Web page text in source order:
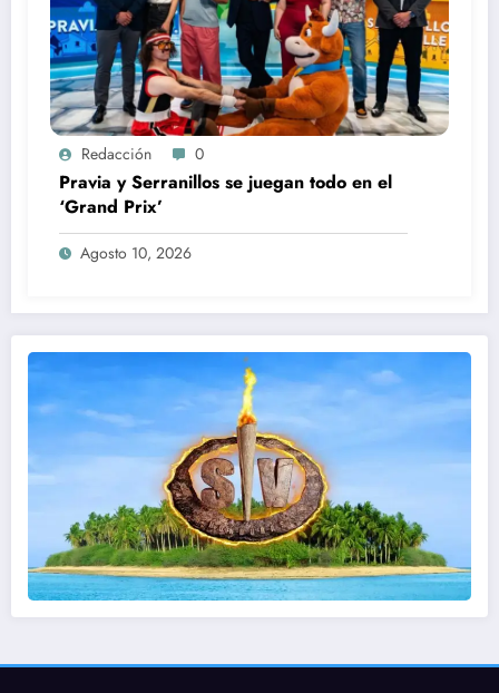
Redacción 0
Pravia y Serranillos se juegan todo en el
‘Grand Prix’
Agosto 10, 2026